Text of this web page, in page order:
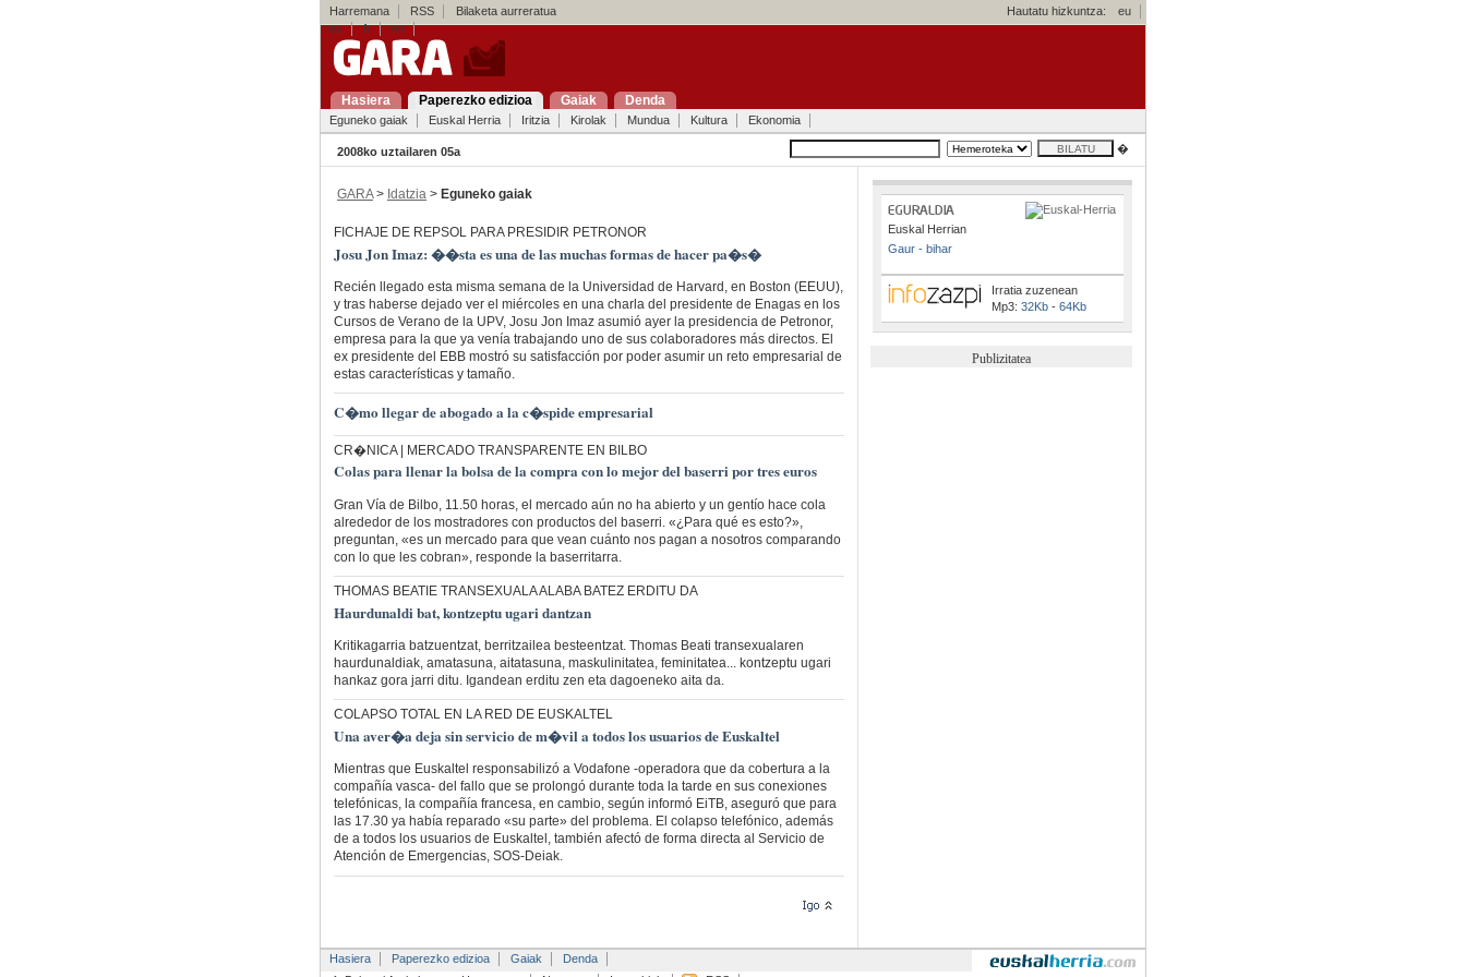
Harremana RSS Bilaketa aurreratua Hautatu hizkuntza:
eu
es
fr en
Hasiera Paperezko edizioa Gaiak Denda
Eguneko gaiak Euskal Herria Iritzia Kirolak Mundua Kultura Ekonomia
2008ko uztailaren 05a �
GARA> Idatzia > Eguneko gaiak
FICHAJE DE REPSOL PARA PRESIDIR PETRONOR
Josu Jon Imaz: ��sta es una de las muchas formas de hacer pa�s�
Recién llegado esta misma semana de la Universidad de Harvard, en Boston (EEUU),
y tras haberse dejado ver el miércoles en una charla del presidente de Enagas en los
Cursos de Verano de la UPV, Josu Jon Imaz asumió ayer la presidencia de Petronor,
empresa para la que ya venía trabajando uno de sus colaboradores más directos. El
ex presidente del EBB mostró su satisfacción por poder asumir un reto empresarial de
estas características y tamaño.
C�mo llegar de abogado a la c�spide empresarial
CR�NICA | MERCADO TRANSPARENTE EN BILBO
Colas para llenar la bolsa de la compra con lo mejor del baserri por tres euros
Gran Vía de Bilbo, 11.50 horas, el mercado aún no ha abierto y un gentío hace cola
alrededor de los mostradores con productos del baserri. «¿Para qué es esto?»,
preguntan, «es un mercado para que vean cuánto nos pagan a nosotros comparando
con lo que les cobran», responde la baserritarra.
THOMAS BEATIE TRANSEXUALA ALABA BATEZ ERDITU DA
Haurdunaldi bat, kontzeptu ugari dantzan
Kritikagarria batzuentzat, berritzailea besteentzat. Thomas Beati transexualaren
haurdunaldiak, amatasuna, aitatasuna, maskulinitatea, feminitatea... kontzeptu ugari
hankaz gora jarri ditu. Igandean erditu zen eta dagoeneko aita da.
COLAPSO TOTAL EN LA RED DE EUSKALTEL
Una aver�a deja sin servicio de m�vil a todos los usuarios de Euskaltel
Mientras que Euskaltel responsabilizó a Vodafone -operadora que da cobertura a la
compañía vasca- del fallo que se prolongó durante toda la tarde en sus conexiones
telefónicas, la compañía francesa, en cambio, según informó EiTB, aseguró que para
las 17.30 ya había reparado «su parte» del problema. El colapso telefónico, además
de a todos los usuarios de Euskaltel, también afectó de forma directa al Servicio de
Atención de Emergencias, SOS-Deiak.
Euskal Herrian
Gaur - bihar
Irratia zuzenean
Mp3:32Kb-64Kb
Publizitatea
Hasiera Paperezko edizioa Gaiak
Denda